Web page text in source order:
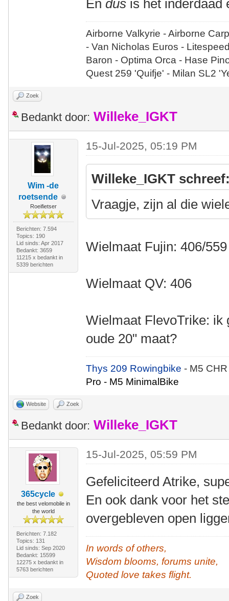
En dus is het inderdaad
Airborne Valkyrie - Airborne
- Van Nicholas Euros -
Baron - Optima Orca - Hase
Quest 259 'Quifje' - Milan SL2
Zoek
Bedankt door: Willeke_IGKT
Wim -de
roetsende
Roeifietser
Berichten: 7.594
Topics: 190
Lid sinds: Apr 2017
Bedankt: 3659
11215 x bedankt in
5339 berichten
15-Jul-2025, 05:19 PM
Willeke_IGKT
Vraagje, zijn al die
Wielmaat Fujin: 406/559
Wielmaat QV: 406
Wielmaat FlevoTrike: ik
oude 20" maat?
Thys 209 Rowingbike- M5
Pro - M5 MinimalBike
Website Zoek
Bedankt door: Willeke_IGKT
365cycle
the best velomobile in
the world
Berichten: 7.182
Topics: 131
Lid sinds: Sep 2020
Bedankt: 15599
12275 x bedankt in
5763 berichten
15-Jul-2025, 05:59 PM
Gefeliciteerd Atrike,
En ook dank voor het
overgebleven open
In words of others,
Wisdom blooms, forums unite,
Quoted love takes flight.
Zoek